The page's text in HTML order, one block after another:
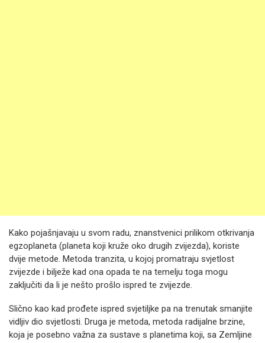
Kako pojašnjavaju u svom radu, znanstvenici prilikom otkrivanja
egzoplaneta (planeta koji kruže oko drugih zvijezda), koriste
dvije metode. Metoda tranzita, u kojoj promatraju svjetlost
zvijezde i bilježe kad ona opada te na temelju toga mogu
zaključiti da li je nešto prošlo ispred te zvijezde.
Slično kao kad prođete ispred svjetiljke pa na trenutak smanjite
vidljiv dio svjetlosti. Druga je metoda, metoda radijalne brzine,
koja je posebno važna za sustave s planetima koji, sa Zemljine